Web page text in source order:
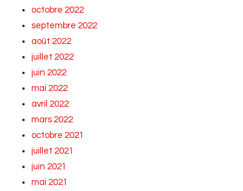
octobre 2022
septembre 2022
août 2022
juillet 2022
juin 2022
mai 2022
avril 2022
mars 2022
octobre 2021
juillet 2021
juin 2021
mai 2021